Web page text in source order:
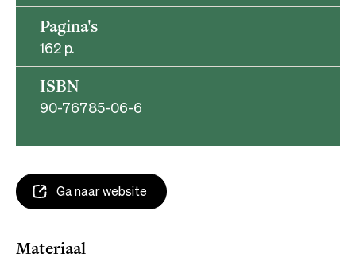
Pagina's
162 p.
ISBN
90-76785-06-6
Ga naar website
Materiaal